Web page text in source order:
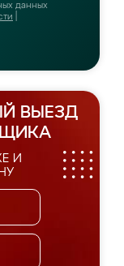
данных
ВЫЕЗД
И